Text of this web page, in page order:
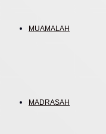
MUAMALAH
MADRASAH